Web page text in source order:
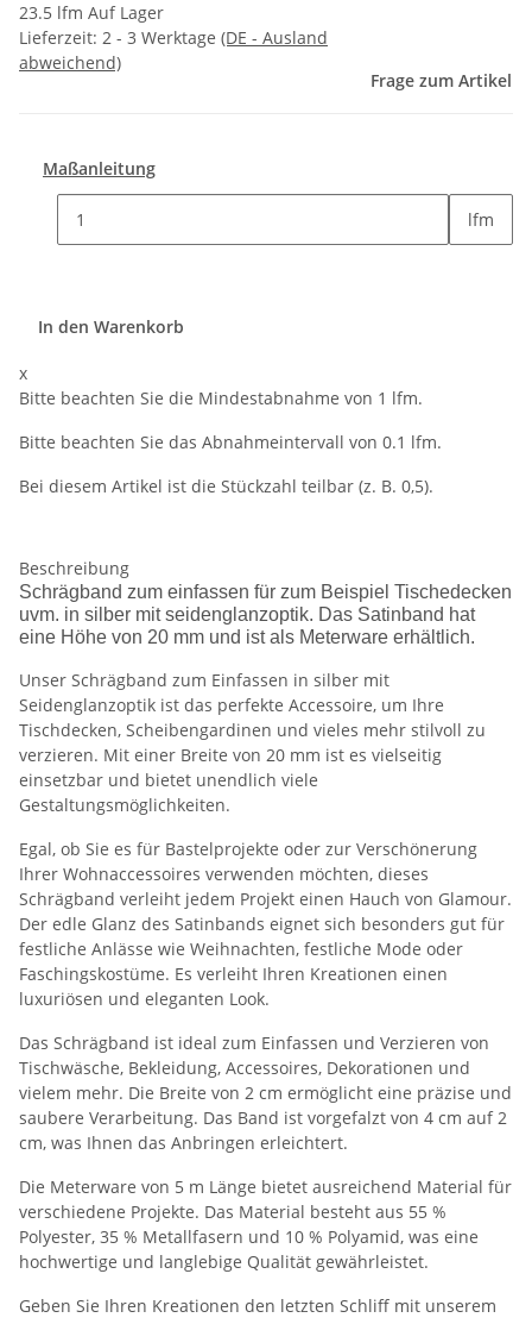
23.5 lfm Auf Lager
Lieferzeit: 2 - 3 Werktage (DE - Ausland
abweichend)
Frage zum Artikel
Maßanleitung
lfm
In den Warenkorb
x
Bitte beachten Sie die Mindestabnahme von 1 lfm.
Bitte beachten Sie das Abnahmeintervall von 0.1 lfm.
Bei diesem Artikel ist die Stückzahl teilbar (z. B. 0,5).
Beschreibung
Schrägband zum einfassen für zum Beispiel Tischedecken
uvm. in silber mit seidenglanzoptik. Das Satinband hat
eine Höhe von 20 mm und ist als Meterware erhältlich.
Unser Schrägband zum Einfassen in silber mit
Seidenglanzoptik ist das perfekte Accessoire, um Ihre
Tischdecken, Scheibengardinen und vieles mehr stilvoll zu
verzieren. Mit einer Breite von 20 mm ist es vielseitig
einsetzbar und bietet unendlich viele
Gestaltungsmöglichkeiten.
Egal, ob Sie es für Bastelprojekte oder zur Verschönerung
Ihrer Wohnaccessoires verwenden möchten, dieses
Schrägband verleiht jedem Projekt einen Hauch von Glamour.
Der edle Glanz des Satinbands eignet sich besonders gut für
festliche Anlässe wie Weihnachten, festliche Mode oder
Faschingskostüme. Es verleiht Ihren Kreationen einen
luxuriösen und eleganten Look.
Das Schrägband ist ideal zum Einfassen und Verzieren von
Tischwäsche, Bekleidung, Accessoires, Dekorationen und
vielem mehr. Die Breite von 2 cm ermöglicht eine präzise und
saubere Verarbeitung. Das Band ist vorgefalzt von 4 cm auf 2
cm, was Ihnen das Anbringen erleichtert.
Die Meterware von 5 m Länge bietet ausreichend Material für
verschiedene Projekte. Das Material besteht aus 55 %
Polyester, 35 % Metallfasern und 10 % Polyamid, was eine
hochwertige und langlebige Qualität gewährleistet.
Geben Sie Ihren Kreationen den letzten Schliff mit unserem